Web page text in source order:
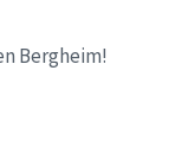
Bergheim!